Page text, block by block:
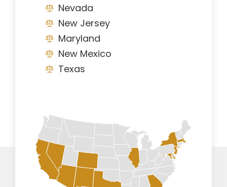
Nevada
New Jersey
Maryland
New Mexico
Texas